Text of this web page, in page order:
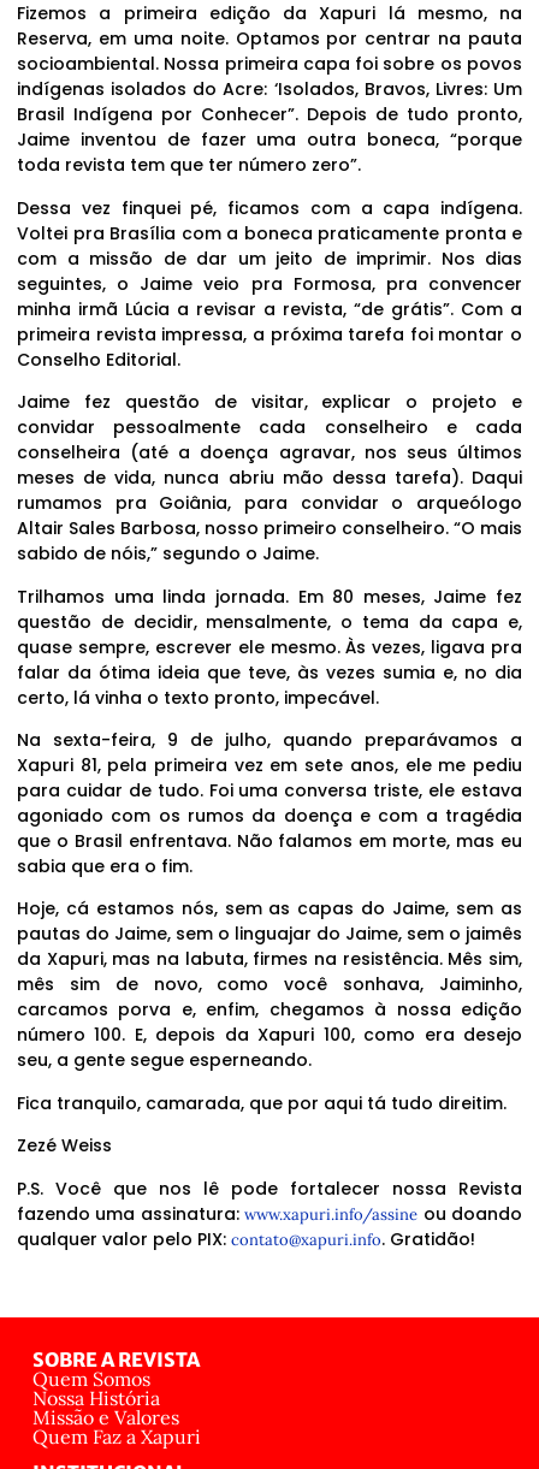
Fizemos a primeira edição da Xapuri lá mesmo, na
Reserva, em uma noite. Optamos por centrar na pauta
socioambiental. Nossa primeira capa foi sobre os povos
indígenas isolados do Acre: ‘Isolados, Bravos, Livres: Um
Brasil Indígena por Conhecer”. Depois de tudo pronto,
Jaime inventou de fazer uma outra boneca, “porque
toda revista tem que ter número zero”.
Dessa vez finquei pé, ficamos com a capa indígena.
Voltei pra Brasília com a boneca praticamente pronta e
com a missão de dar um jeito de imprimir. Nos dias
seguintes, o Jaime veio pra Formosa, pra convencer
minha irmã Lúcia a revisar a revista, “de grátis”. Com a
primeira revista impressa, a próxima tarefa foi montar o
Conselho Editorial.
Jaime fez questão de visitar, explicar o projeto e
convidar pessoalmente cada conselheiro e cada
conselheira (até a doença agravar, nos seus últimos
meses de vida, nunca abriu mão dessa tarefa). Daqui
rumamos pra Goiânia, para convidar o arqueólogo
Altair Sales Barbosa, nosso primeiro conselheiro. “O mais
sabido de nóis,” segundo o Jaime.
Trilhamos uma linda jornada. Em 80 meses, Jaime fez
questão de decidir, mensalmente, o tema da capa e,
quase sempre, escrever ele mesmo. Às vezes, ligava pra
falar da ótima ideia que teve, às vezes sumia e, no dia
certo, lá vinha o texto pronto, impecável.
Na sexta-feira, 9 de julho, quando preparávamos a
Xapuri 81, pela primeira vez em sete anos, ele me pediu
para cuidar de tudo. Foi uma conversa triste, ele estava
agoniado com os rumos da doença e com a tragédia
que o Brasil enfrentava. Não falamos em morte, mas eu
sabia que era o fim.
Hoje, cá estamos nós, sem as capas do Jaime, sem as
pautas do Jaime, sem o linguajar do Jaime, sem o jaimês
da Xapuri, mas na labuta, firmes na resistência. Mês sim,
mês sim de novo, como você sonhava, Jaiminho,
carcamos porva e, enfim, chegamos à nossa edição
número 100. E, depois da Xapuri 100, como era desejo
seu, a gente segue esperneando.
Fica tranquilo, camarada, que por aqui tá tudo direitim.
Zezé Weiss
P.S. Você que nos lê pode fortalecer nossa Revista
fazendo uma assinatura:www.xapuri.info/assine ou doando
qualquer valor pelo PIX: contato@xapuri.info. Gratidão!
SOBRE A REVISTA
Quem Somos
Nossa História
Missão e Valores
Quem Faz a Xapuri